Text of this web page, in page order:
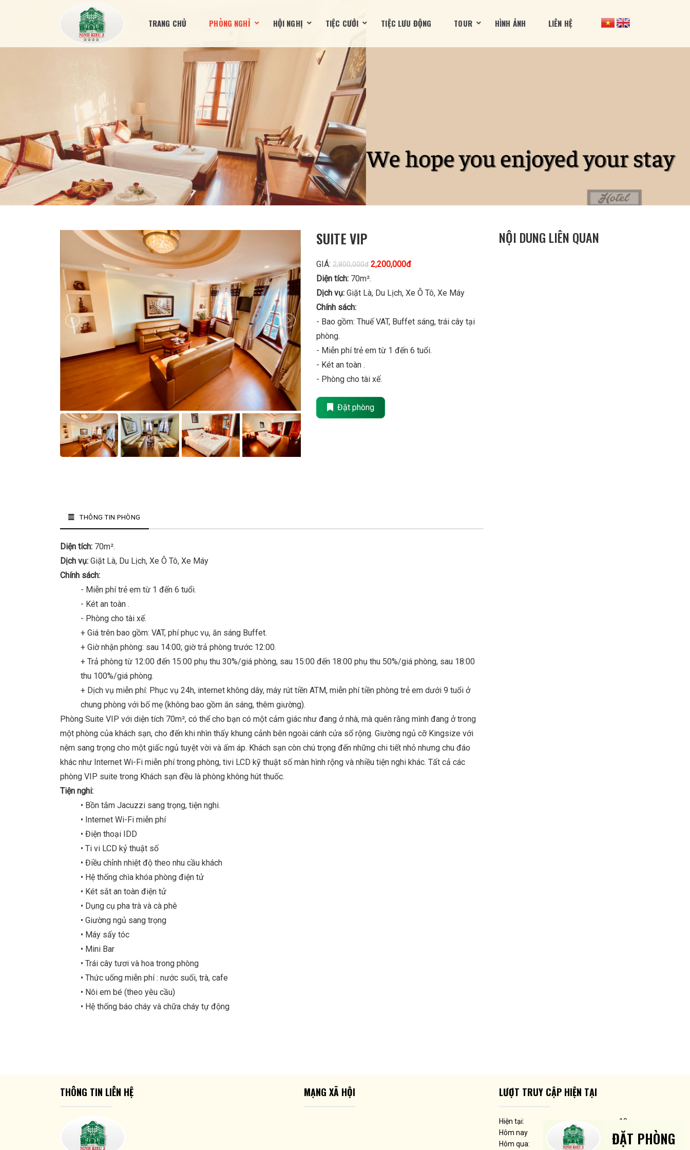
TRANG CHỦ PHÒNG NGHỈ HỘI NGHỊ TIỆC CƯỚI TIỆC LƯU ĐỘNG TOUR HÌNH ẢNH LIÊN HỆ
SUITE VIP
GIÁ: 2,800,000đ 2,200,000đ
Diện tích:70m².
Dịch vụ:Giặt Là, Du Lịch, Xe Ô Tô, Xe Máy
Chính sách:
- Bao gồm: Thuế VAT, Buffet sáng, trái cây tại
phòng.
- Miễn phí trẻ em từ 1 đến 6 tuổi.
- Két an toàn .
- Phòng cho tài xế.
Đặt phòng
THÔNG TIN PHÒNG
Diện tích: 70m².
Dịch vụ: Giặt Là, Du Lịch, Xe Ô Tô, Xe Máy
Chính sách:
- Miễn phí trẻ em từ 1 đến 6 tuổi.
- Két an toàn .
- Phòng cho tài xế.
+ Giá trên bao gồm: VAT, phí phục vụ, ăn sáng Buffet.
+ Giờ nhận phòng: sau 14:00; giờ trả phòng trước 12:00.
+ Trả phòng từ 12:00 đến 15:00 phụ thu 30%/giá phòng, sau 15:00 đến 18:00 phụ thu 50%/giá phòng, sau 18:00
thu 100%/giá phòng.
+ Dịch vụ miễn phí: Phục vụ 24h, internet không dây, máy rút tiền ATM, miễn phí tiền phòng trẻ em dưới 9 tuổi ở
chung phòng với bố mẹ (không bao gồm ăn sáng, thêm giường).
Phòng Suite VIP với diện tích 70m², có thể cho bạn có một cảm giác như đang ở nhà, mà quên rằng mình đang ở trong
một phòng của khách sạn, cho đến khi nhìn thấy khung cảnh bên ngoài cánh cửa sổ rộng. Giường ngủ cỡ Kingsize với
nệm sang trọng cho một giấc ngủ tuyệt vời và ấm áp. Khách sạn còn chú trọng đến những chi tiết nhỏ nhưng chu đáo
khác như Internet Wi-Fi miễn phí trong phòng, tivi LCD kỹ thuật số màn hình rộng và nhiều tiện nghi khác. Tất cả các
phòng VIP suite trong Khách sạn đều là phòng không hút thuốc.
Tiện nghi:
• Bồn tắm Jacuzzi sang trọng, tiện nghi.
• Internet Wi-Fi miễn phí
• Điện thoại IDD
• Ti vi LCD kỷ thuật số
• Điều chỉnh nhiệt độ theo nhu cầu khách
• Hệ thống chìa khóa phòng điện tử
• Két sắt an toàn điện tử
• Dụng cụ pha trà và cà phê
• Giường ngủ sang trọng
• Máy sấy tóc
• Mini Bar
• Trái cây tươi và hoa trong phòng
• Thức uống miễn phí : nước suối, trà, cafe
• Nôi em bé (theo yêu cầu)
• Hệ thống báo cháy và chữa cháy tự động
NỘI DUNG LIÊN QUAN
ĐẶT PHÒNG
THÔNG TIN LIÊN HỆ MẠNG XÃ HỘI LƯỢT TRUY CẬP HIỆN TẠI
Hiện tại:
19
Hôm nay
442
Hôm qua:
1.033